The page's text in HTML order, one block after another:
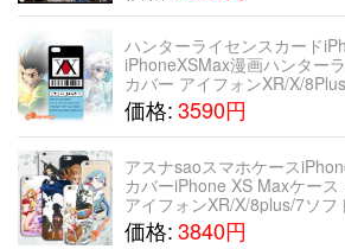
ハンターライセンスカード
iPhoneXSMax漫画ハンター
カバー アイフォンXR/X/
フトiPhone 11 Pro
価格:3590円
アスナsaoスマホケース
カバーiPhone XS Maxケー
アイフォンXR/X/8plus/7ソ
耐衝撃Galaxy S9全機種
価格:3840円